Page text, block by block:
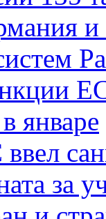
январе
за